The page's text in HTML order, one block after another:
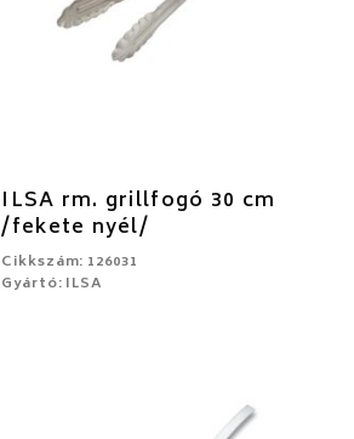
ILSA rm. grillfogó 30 cm
/fekete nyél/
Cikkszám: 126031
Gyártó: ILSA